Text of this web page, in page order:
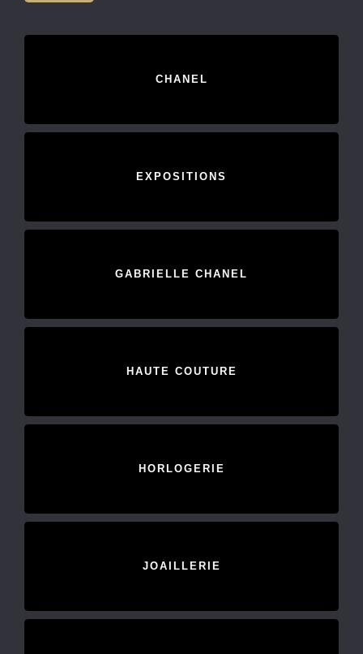
CHANEL
EXPOSITIONS
GABRIELLE CHANEL
HAUTE COUTURE
HORLOGERIE
JOAILLERIE